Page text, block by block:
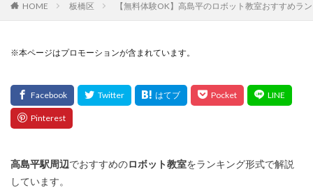
HOME 板橋区 【無料体験OK】高島平のロボット教室おすすめラ
※本ページはプロモーションが含まれています。
高島平駅周辺でおすすめのロボット教室をランキング形式で解説
しています。